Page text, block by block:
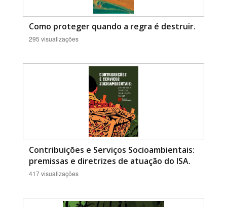
Como proteger quando a regra é destruir.
295 visualizações
Contribuições e Serviços Socioambientais:
premissas e diretrizes de atuação do ISA.
417 visualizações